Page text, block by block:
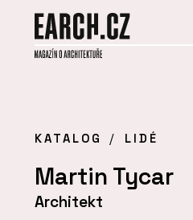
KATALOG LIDÉ
Martin Tycar
Architekt